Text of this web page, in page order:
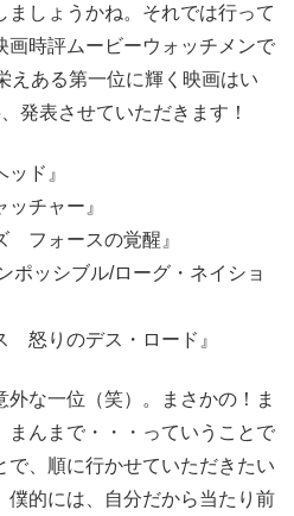
ましょうかね。それでは行って
画時評ムービーウォッチメンで
えある第一位に輝く映画はい
発表させていただきます！
ド』
チャー』
フォースの覚醒』
ポッシブル/ローグ・ネイショ
怒りのデス・ロード』
な一位（笑）。まさかの！ま
まんまで・・・っていうことで
で、順に行かせていただきたい
僕的には、自分だから当たり前